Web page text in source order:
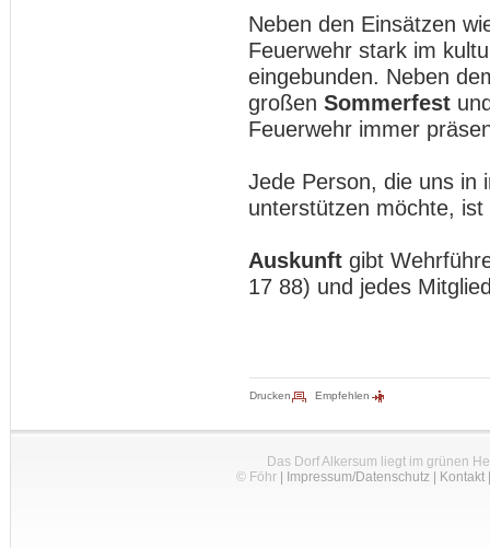
Neben den Einsätzen
Feuerwehr stark im
eingebunden. Neben
großen Sommerfest
Feuerwehr immer
Jede Person, die uns in
unterstützen möchte,
Auskunft gibt
17 88) und jedes
Drucken Empfehlen
Das Dorf Alkersum liegt im grünen
© Föhr| Impressum/Datenschutz| Kontakt